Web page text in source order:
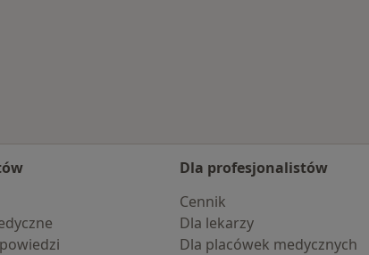
Dla profesjonalistów
Cennik
Dla lekarzy
Dla placówek medycznych